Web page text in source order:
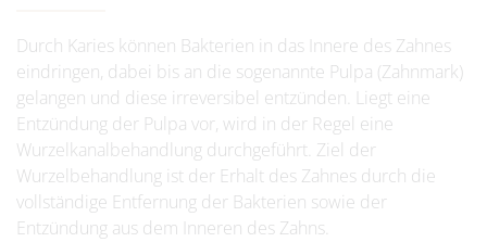
Durch Karies können Bakterien in das Innere des Zahnes
eindringen, dabei bis an die sogenannte Pulpa (Zahnmark)
gelangen und diese irreversibel entzünden. Liegt eine
Entzündung der Pulpa vor, wird in der Regel eine
Wurzelkanalbehandlung durchgeführt. Ziel der
Wurzelbehandlung ist der Erhalt des Zahnes durch die
vollständige Entfernung der Bakterien sowie der
Entzündung aus dem Inneren des Zahns.